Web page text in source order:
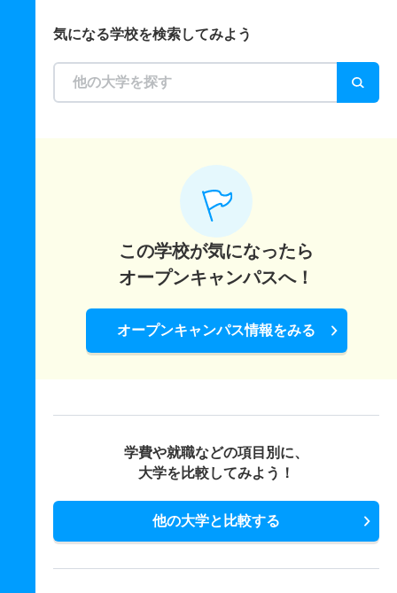
気になる学校を検索してみよう
この学校が気になったら
オープンキャンパスへ！
オープンキャンパス情報をみる
学費や就職などの項目別に、
大学を比較してみよう！
他の大学と比較する